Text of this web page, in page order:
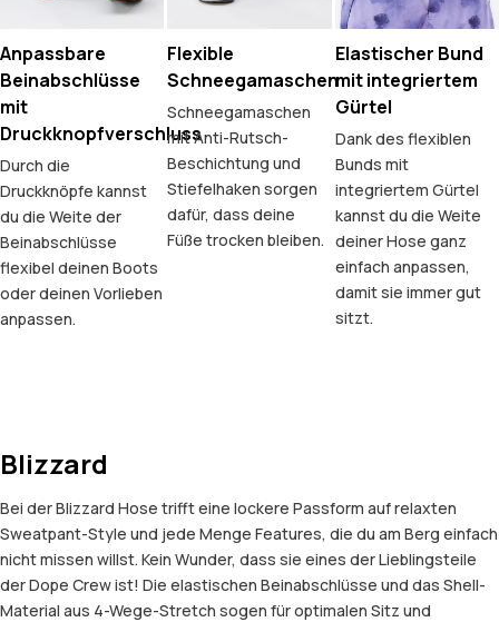
Anpassbare
Beinabschlüsse
mit
Druckknopfverschluss
Durch die
Druckknöpfe kannst
du die Weite der
Beinabschlüsse
flexibel deinen Boots
oder deinen Vorlieben
anpassen.
Flexible
Schneegamaschen
Schneegamaschen
mit Anti-Rutsch-
Beschichtung und
Stiefelhaken sorgen
dafür, dass deine
Füße trocken bleiben.
Elastischer Bund
mit integriertem
Gürtel
Dank des flexiblen
Bunds mit
integriertem Gürtel
kannst du die Weite
deiner Hose ganz
einfach anpassen,
damit sie immer gut
sitzt.
Blizzard
Bei der Blizzard Hose trifft eine lockere Passform auf relaxten
Sweatpant-Style und jede Menge Features, die du am Berg einfach
nicht missen willst. Kein Wunder, dass sie eines der Lieblingsteile
der Dope Crew ist! Die elastischen Beinabschlüsse und das Shell-
Material aus 4-Wege-Stretch sogen für optimalen Sitz und